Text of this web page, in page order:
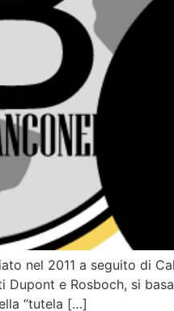
nel 2011 a seguito di
e Rosboch, si
“tutela […]